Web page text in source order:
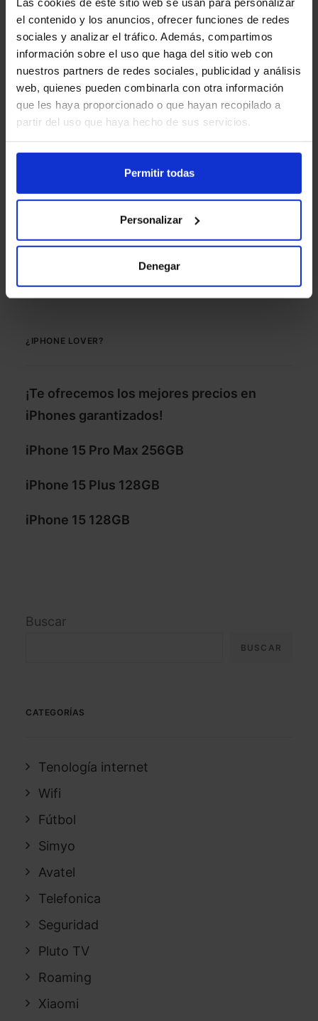
el contenido y los anuncios, ofrecer funciones de redes
sociales y analizar el tráfico. Además, compartimos
información sobre el uso que haga del sitio web con
nuestros partners de redes sociales, publicidad y análisis
web, quienes pueden combinarla con otra información
que les haya proporcionado o que hayan recopilado a
partir del uso que haya hecho de sus servicios.
Permitir todas
Personalizar
Denegar
miembros.
Personas que no necesiten
acceso a contenidos exclusivos o
eventos deportivos de gran
relevancia.
¿IPHONE LOVER?
¡Te ofrecemos los mejores precios en
iPhones garantizados!
iPhone 15 Pro Max 256GB
iPhone 15 Plus 128GB
iPhone 15 128GB
Buscar
BUSCAR
CATEGORÍAS
Tenología internet
Wifi
Fútbol
Simyo
Avatel
Telefonica
Seguridad
Pluto TV
Roaming
Xiaomi